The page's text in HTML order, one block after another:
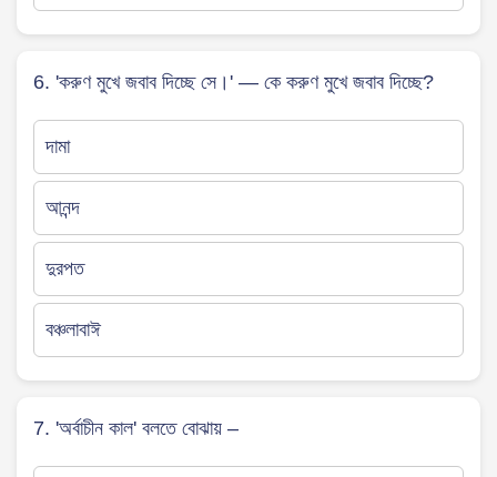
6. 'করুণ মুখে জবাব দিচ্ছে সে।' — কে করুণ মুখে জবাব দিচ্ছে?
দামা
আনন্দ
দুরপত
বঞ্চলাবাঈ
7. 'অর্বাচীন কাল' বলতে বোঝায় –